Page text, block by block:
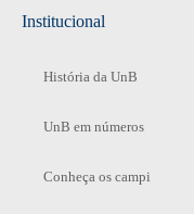
Institucional
História da UnB
UnB em números
Conheça os campi